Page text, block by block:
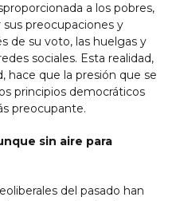
a los pobres,
preocupaciones y
de su voto, las huelgas y
sociales. Esta realidad,
hace que la presión que se
principios democráticos
preocupante.
sin aire para
del pasado han